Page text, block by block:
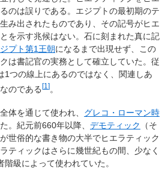
のは誤りである。エジプトの最初期のテ
み出されたものであり、その記号がヒエ
を示す兆候はない。石に刻まれた真に記
プト第1王朝になるまで出現せず、この
は書記官の実務として確立していた。従
1つの線上にあるのではなく、関連しあ
のである[1 ]。
体を通じて使われ、 グレコ・ローマン時
。紀元前660年以降、 デモティック
（そ
世俗的な書き物の大半でヒエラティック
ティックはさらに幾世紀もの間、少なく
級によって使われていた。